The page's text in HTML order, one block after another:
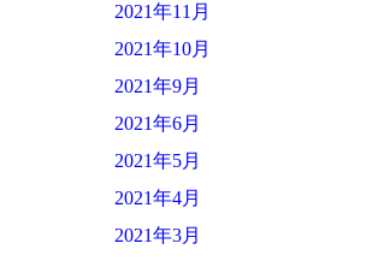
2021年11月
2021年10月
2021年9月
2021年6月
2021年5月
2021年4月
2021年3月